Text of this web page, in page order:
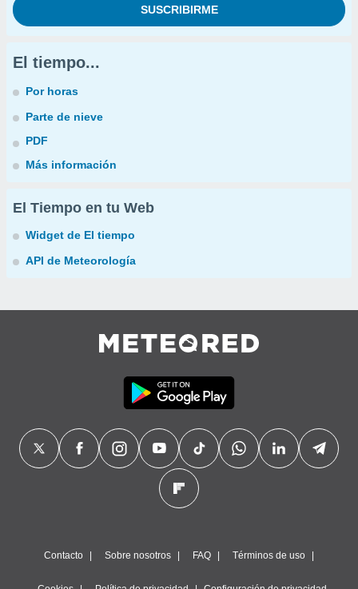
El tiempo...
Por horas
Parte de nieve
PDF
Más información
El Tiempo en tu Web
Widget de El tiempo
API de Meteorología
Contacto Sobre nosotros FAQ Términos de uso